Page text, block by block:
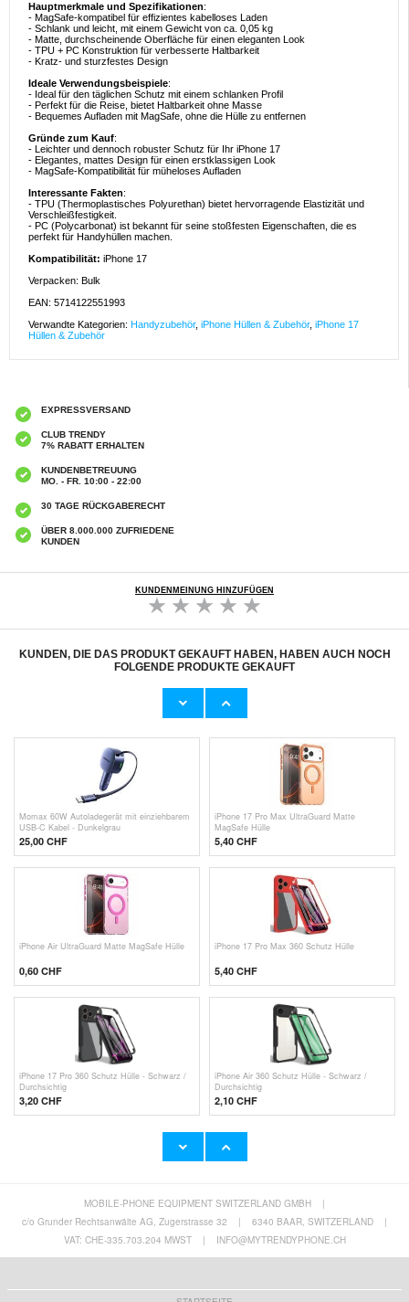
Hauptmerkmale und Spezifikationen:
- MagSafe-kompatibel für effizientes kabelloses Laden
- Schlank und leicht, mit einem Gewicht von ca. 0,05 kg
- Matte, durchscheinende Oberfläche für einen eleganten Look
- TPU + PC Konstruktion für verbesserte Haltbarkeit
- Kratz- und sturzfestes Design
Ideale Verwendungsbeispiele:
- Ideal für den täglichen Schutz mit einem schlanken Profil
- Perfekt für die Reise, bietet Haltbarkeit ohne Masse
- Bequemes Aufladen mit MagSafe, ohne die Hülle zu entfernen
Gründe zum Kauf:
- Leichter und dennoch robuster Schutz für Ihr iPhone 17
- Elegantes, mattes Design für einen erstklassigen Look
- MagSafe-Kompatibilität für müheloses Aufladen
Interessante Fakten:
- TPU (Thermoplastisches Polyurethan) bietet hervorragende Elastizität und
Verschleißfestigkeit.
- PC (Polycarbonat) ist bekannt für seine stoßfesten Eigenschaften, die es
perfekt für Handyhüllen machen.
Kompatibilität: iPhone 17
Verpacken: Bulk
EAN: 5714122551993
Verwandte Kategorien: Handyzubehör, iPhone Hüllen & Zubehör, iPhone 17
Hüllen & Zubehör
EXPRESSVERSAND
CLUB TRENDY
7% RABATT ERHALTEN
KUNDENBETREUUNG
MO. - FR. 10:00 - 22:00
30 TAGE RÜCKGABERECHT
ÜBER 8.000.000 ZUFRIEDENE
KUNDEN
KUNDENMEINUNG HINZUFÜGEN
KUNDEN, DIE DAS PRODUKT GEKAUFT HABEN, HABEN AUCH NOCH
FOLGENDE PRODUKTE GEKAUFT
Yesido KM23 Kabelgebundener zu drahtloser
Momax 60W Autoladegerät mit einziehbarem
USB-C Kabel - Dunkelgrau
25,00 CHF
iPhone 17 Pro Max UltraGuard Matte
MagSafe Hülle
5,40 CHF
iPhone Air UltraGuard Matte MagSafe Hülle
0,60 CHF
iPhone 17 Pro Max 360 Schutz Hülle
5,40 CHF
iPhone 17 Pro 360 Schutz Hülle - Schwarz /
Durchsichtig
3,20 CHF
iPhone Air 360 Schutz Hülle - Schwarz /
Durchsichtig
2,10 CHF
Google Pixel 10 Pro XL Caseme 013 Serie
Schutzhülle mit Geldbörse
Google Pixel 10/10 Pro Caseme 013 Serie
Schutzhülle mit Geldbörse
10,80 CHF
MOBILE-PHONE EQUIPMENT SWITZERLAND GMBH
|
c/o Grunder Rechtsanwälte AG, Zugerstrasse 32
| 6340 BAAR, SWITZERLAND
|
VAT: CHE-335.703.204 MWST
| INFO@MYTRENDYPHONE.CH